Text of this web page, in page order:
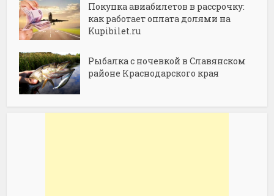
Покупка авиабилетов в рассрочку:
как работает оплата долями на
Kupibilet.ru
Рыбалка с ночевкой в Славянском
районе Краснодарского края